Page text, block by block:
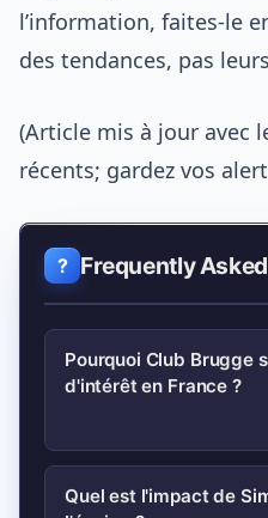
l’information, faites-le
des tendances, pas
(Article mis à jour avec
récents; gardez vos
Frequently
Pourquoi Club Brugge
d'intérêt en France ?
Le pic est lié à une
Quel est l'impact de